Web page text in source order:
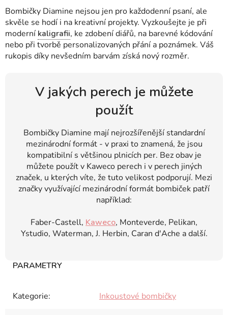
Bombičky Diamine nejsou jen pro každodenní psaní, ale
skvěle se hodí i na kreativní projekty. Vyzkoušejte je při
moderní kaligrafii, ke zdobení diářů, na barevné kódování
nebo při tvorbě personalizovaných přání a poznámek. Váš
rukopis díky nevšedním barvám získá nový rozměr.
V jakých perech je můžete
použít
Bombičky Diamine mají nejrozšířenější standardní
mezinárodní formát - v praxi to znamená, že jsou
kompatibilní s většinou plnicích per. Bez obav je
můžete použít v Kaweco perech i v perech jiných
značek, u kterých víte, že tuto velikost podporují. Mezi
značky využívající mezinárodní formát bombiček patří
například:
Faber-Castell, Kaweco, Monteverde, Pelikan,
Ystudio, Waterman, J. Herbin, Caran d'Ache a další.
Kategorie: Inkoustové bombičky